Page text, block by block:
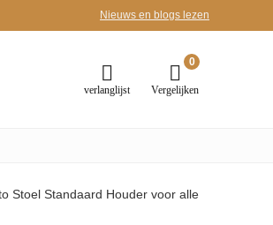
Nieuws en blogs lezen
verlanglijst
0
Vergelijken
Stoel Standaard Houder voor alle